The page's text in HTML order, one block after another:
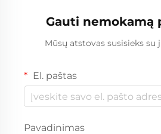
Gauti nemokamą
Mūsų atstovas susisieks su
El. paštas
Pavadinimas